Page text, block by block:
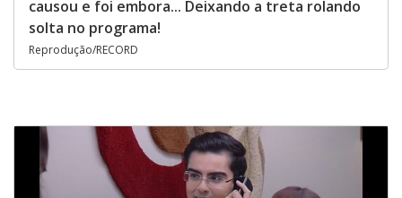
causou e foi embora... Deixando a treta rolando
solta no programa!
Reprodução/RECORD